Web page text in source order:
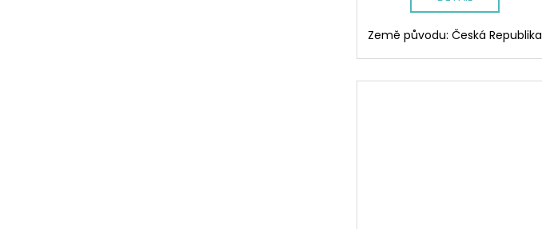
Země původu: Česká Republika